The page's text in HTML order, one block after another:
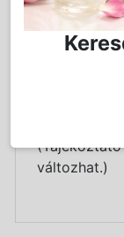
Részletes
változhat.)